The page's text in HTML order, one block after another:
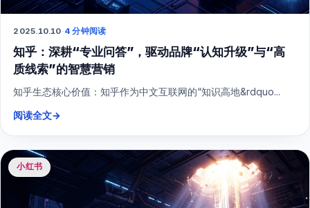
2025.10.10·4 分钟阅读
知乎：深耕“专业问答”，驱动品牌“认知升级”与“高
质线索”的智慧营销
知乎生态核心价值：知乎作为中文互联网的“知识高地&rdquo...
阅读全文→
小红书